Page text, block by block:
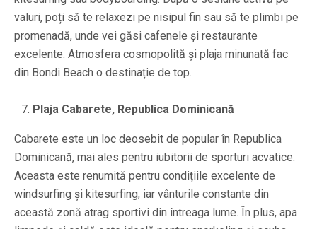
valuri, poți să te relaxezi pe nisipul fin sau să te plimbi pe
promenadă, unde vei găsi cafenele și restaurante
excelente. Atmosfera cosmopolită și plaja minunată fac
din Bondi Beach o destinație de top.
Plaja Cabarete, Republica Dominicană
Cabarete este un loc deosebit de popular în Republica
Dominicană, mai ales pentru iubitorii de sporturi acvatice.
Aceasta este renumită pentru condițiile excelente de
windsurfing și kitesurfing, iar vânturile constante din
această zonă atrag sportivi din întreaga lume. În plus, apa